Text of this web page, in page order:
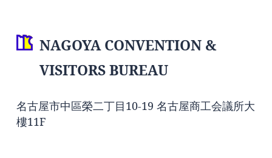
NAGOYA CONVENTION &
VISITORS BUREAU
名古屋市中區榮二丁目10-19 名古屋商工会議所大
樓11F